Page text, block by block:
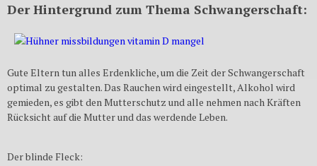
Der Hintergrund zum Thema Schwangerschaft:
Gute Eltern tun alles Erdenkliche, um die Zeit der Schwangerschaft
optimal zu gestalten. Das Rauchen wird eingestellt, Alkohol wird
gemieden, es gibt den Mutterschutz und alle nehmen nach Kräften
Rücksicht auf die Mutter und das werdende Leben.
Der blinde Fleck: